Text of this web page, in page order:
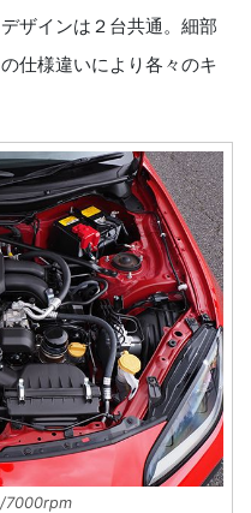
ザインは２台共通。細部
仕様違いにより各々のキ
7000rpm